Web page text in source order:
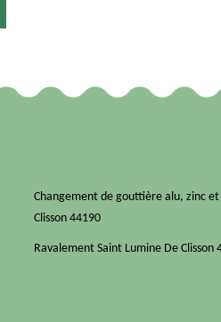
Changement de gouttière alu, zinc et
Clisson 44190
Ravalement Saint Lumine De Clisson